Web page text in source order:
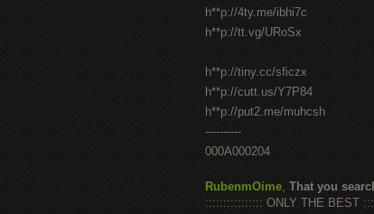
h**p://4ty.me/ibhi7c
h**p://tt.vg/URoSx
h**p://tiny.cc/sficzx
h**p://cutt.us/Y7P84
h**p://put2.me/muhcsh
----------
000A000204
RubenmOime, That you
:::::::::::::::: ONLY THE BEST